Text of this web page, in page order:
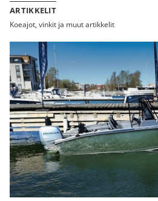
ARTIKKELIT
Koeajot, vinkit ja muut artikkelit